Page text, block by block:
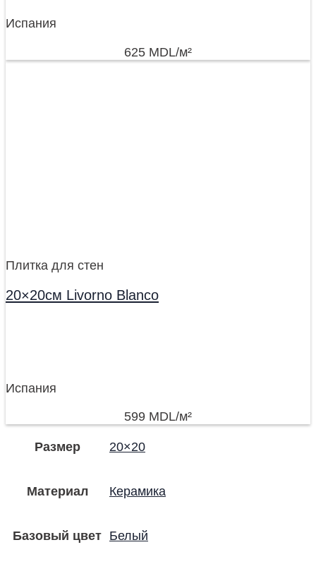
Испания
625 MDL/м²
Плитка для стен
20×20см Livorno Blanco
Испания
599 MDL/м²
Размер 20×20
Материал Керамика
Базовый цвет Белый